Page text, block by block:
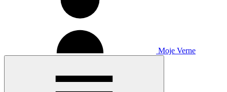
Moje Verne